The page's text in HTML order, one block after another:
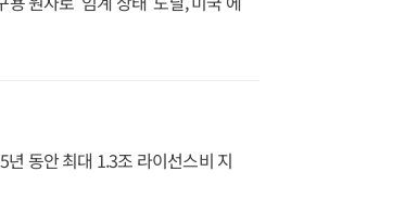
동안 최대 1.3조 라이선스비 지